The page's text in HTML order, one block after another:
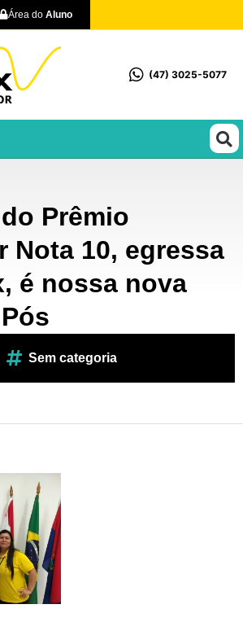
Área do Aluno
(47) 3025-5077
Prêmio
Nota 10, egressa
é nossa nova
Sem categoria